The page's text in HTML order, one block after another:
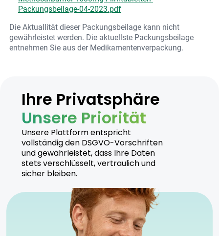
Packungsbeilage-04-2023.pdf
Die Aktuallität dieser Packungsbeilage kann nicht
gewährleistet werden. Die aktuellste Packungsbeilage
entnehmen Sie aus der Medikamentenverpackung.
Ihre Privatsphäre
Unsere Priorität
Unsere Plattform entspricht
vollständig den DSGVO-Vorschriften
und gewährleistet, dass Ihre Daten
stets verschlüsselt, vertraulich und
sicher bleiben.